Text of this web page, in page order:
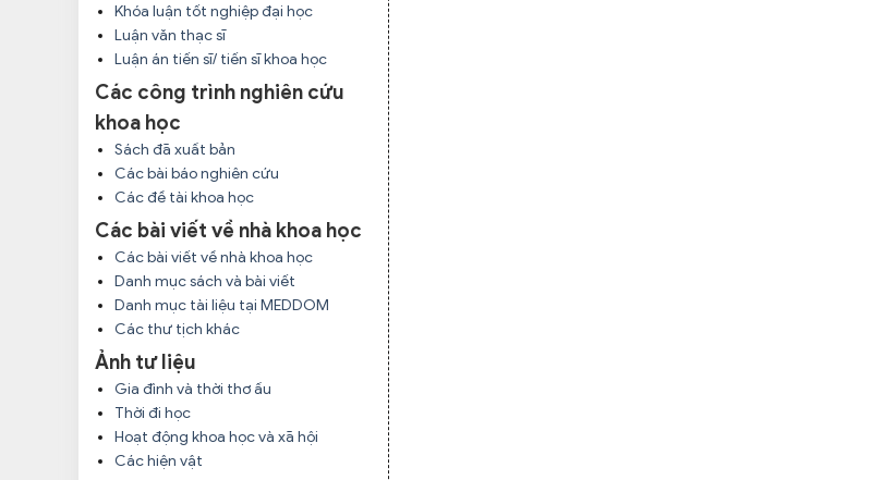
Khóa luận tốt nghiệp đại học
Luận văn thạc sĩ
Luận án tiến sĩ/ tiến sĩ khoa học
Các công trình nghiên cứu
khoa học
Sách đã xuất bản
Các bài báo nghiên cứu
Các đề tài khoa học
Các bài viết về nhà khoa học
Các bài viết về nhà khoa học
Danh mục sách và bài viết
Danh mục tài liệu tại MEDDOM
Các thư tịch khác
Ảnh tư liệu
Gia đình và thời thơ ấu
Thời đi học
Hoạt động khoa học và xã hội
Các hiện vật